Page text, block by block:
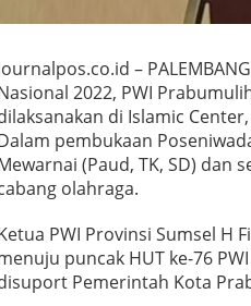
m
s
e
M
a
n
i
i
P
–
2022, PWI
di Islamic
pembukaan
(Paud, TK, SD)
olahraga.
PWI Provinsi Sumsel H
puncak HUT ke-76
Pemerintah Kota